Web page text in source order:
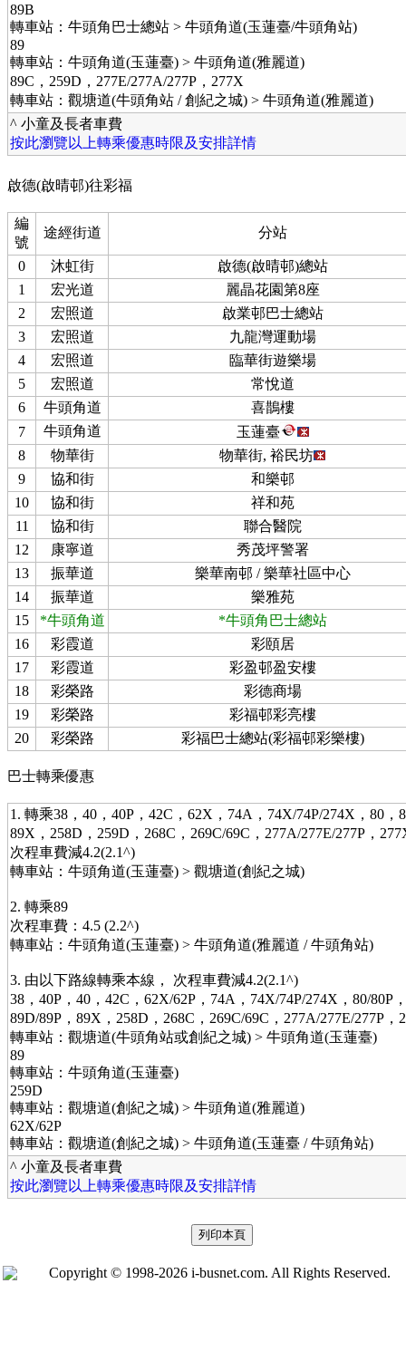
89B
轉車站：牛頭角巴士總站 > 牛頭角道(玉蓮臺/牛頭角站)
89
轉車站：牛頭角道(玉蓮臺) > 牛頭角道(雅麗道)
89C，259D，277E/277A/277P，277X
轉車站：觀塘道(牛頭角站 / 創紀之城) > 牛頭角道(雅麗道)
^ 小童及長者車費
按此瀏覽以上轉乘優惠時限及安排詳情
啟德(啟晴邨)往彩福
編
號
途經街道 分站
0 沐虹街
啟德(啟晴邨)總站
1
宏光道
麗晶花園第8座
2
宏照道
啟業邨巴士總站
3
宏照道
九龍灣運動場
4
宏照道
臨華街遊樂場
5
宏照道
常悅道
6
牛頭角道
喜鵲樓
7
牛頭角道
玉蓮臺
8
物華街
物華街, 裕民坊
9
協和街
和樂邨
10
協和街
祥和苑
11
協和街
聯合醫院
12
康寧道
秀茂坪警署
13
振華道
樂華南邨 / 樂華社區中心
14
振華道
樂雅苑
15
*牛頭角道
*牛頭角巴士總站
16
彩霞道
彩頤居
17
彩霞道
彩盈邨盈安樓
18
彩榮路
彩德商場
19
彩榮路
彩福邨彩亮樓
20
彩榮路 彩福巴士總站(彩福邨彩樂樓)
巴士轉乘優惠
1. 轉乘38，40，40P，42C，62X，74A，74X/74P/274X，80
89X，258D，259D，268C，269C/69C，277A/277E/277P，
次程車費減4.2(2.1^)
轉車站：牛頭角道(玉蓮臺) > 觀塘道(創紀之城)
2. 轉乘89
次程車費：4.5 (2.2^)
轉車站：牛頭角道(玉蓮臺) > 牛頭角道(雅麗道 / 牛頭角站)
3. 由以下路線轉乘本線， 次程車費減4.2(2.1^)
38，40P，40，42C，62X/62P，74A，74X/74P/274X，80/80P
89D/89P，89X，258D，268C，269C/69C，277A/277E/277P，
轉車站：觀塘道(牛頭角站或創紀之城) > 牛頭角道(玉蓮臺)
89
轉車站：牛頭角道(玉蓮臺)
259D
轉車站：觀塘道(創紀之城) > 牛頭角道(雅麗道)
62X/62P
轉車站：觀塘道(創紀之城) > 牛頭角道(玉蓮臺 / 牛頭角站)
^ 小童及長者車費
按此瀏覽以上轉乘優惠時限及安排詳情
Copyright © 1998-2026 i-busnet.com. All Rights Reserved.